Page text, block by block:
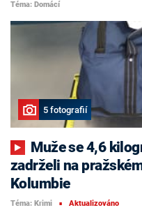
Téma: Domácí
5 fotografií
zadrželi na
Kolumbie
Téma: Krimi ■ Aktualizováno